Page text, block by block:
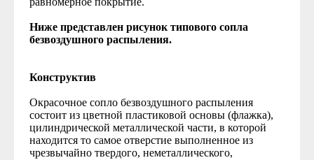
Ниже представлен рисунок типового сопла
безвоздушного распыления.
Конструктив
Окрасочное сопло безвоздушного распыления
состоит из цветной пластиковой основы (флажка),
цилиндрической металлической части, в которой
находится то самое отверстие выполненное из
чрезвычайно твердого, неметаллического,